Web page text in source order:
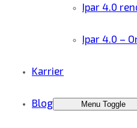
Ipar 4.0
Ipar 4.0 –
Karrier
Blog Menu Toggle